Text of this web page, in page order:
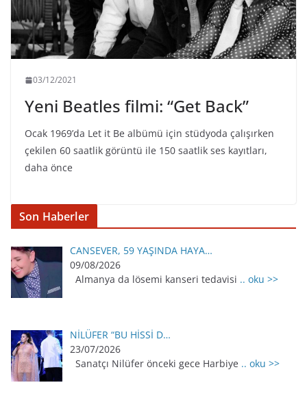
03/12/2021
Yeni Beatles filmi: “Get Back”
Ocak 1969’da Let it Be albümü için stüdyoda çalışırken
çekilen 60 saatlik görüntü ile 150 saatlik ses kayıtları,
daha önce
Son Haberler
CANSEVER, 59 YAŞINDA HAYA…
09/08/2026
Almanya da lösemi kanseri tedavisi .. oku >>
NİLÜFER “BU HİSSİ D…
23/07/2026
Sanatçı Nilüfer önceki gece Harbiye .. oku >>